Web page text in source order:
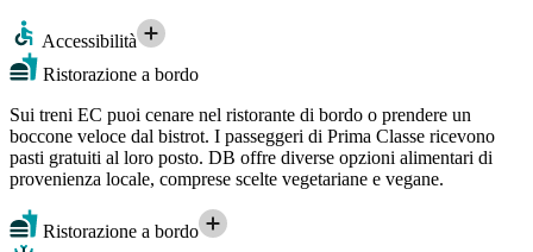
Accessibilità
Ristorazione a bordo
Sui treni EC puoi cenare nel ristorante di bordo o prendere un
boccone veloce dal bistrot. I passeggeri di Prima Classe ricevono
pasti gratuiti al loro posto. DB offre diverse opzioni alimentari di
provenienza locale, comprese scelte vegetariane e vegane.
Ristorazione a bordo